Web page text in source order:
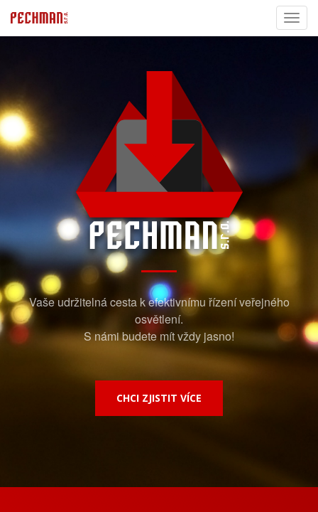
Sbalit
PECHMAN
Vaše udržitelná cesta k efektivnímu řízení veřejného
osvětlení.
S námi budete mít vždy jasno!
CHCI ZJISTIT VÍCE